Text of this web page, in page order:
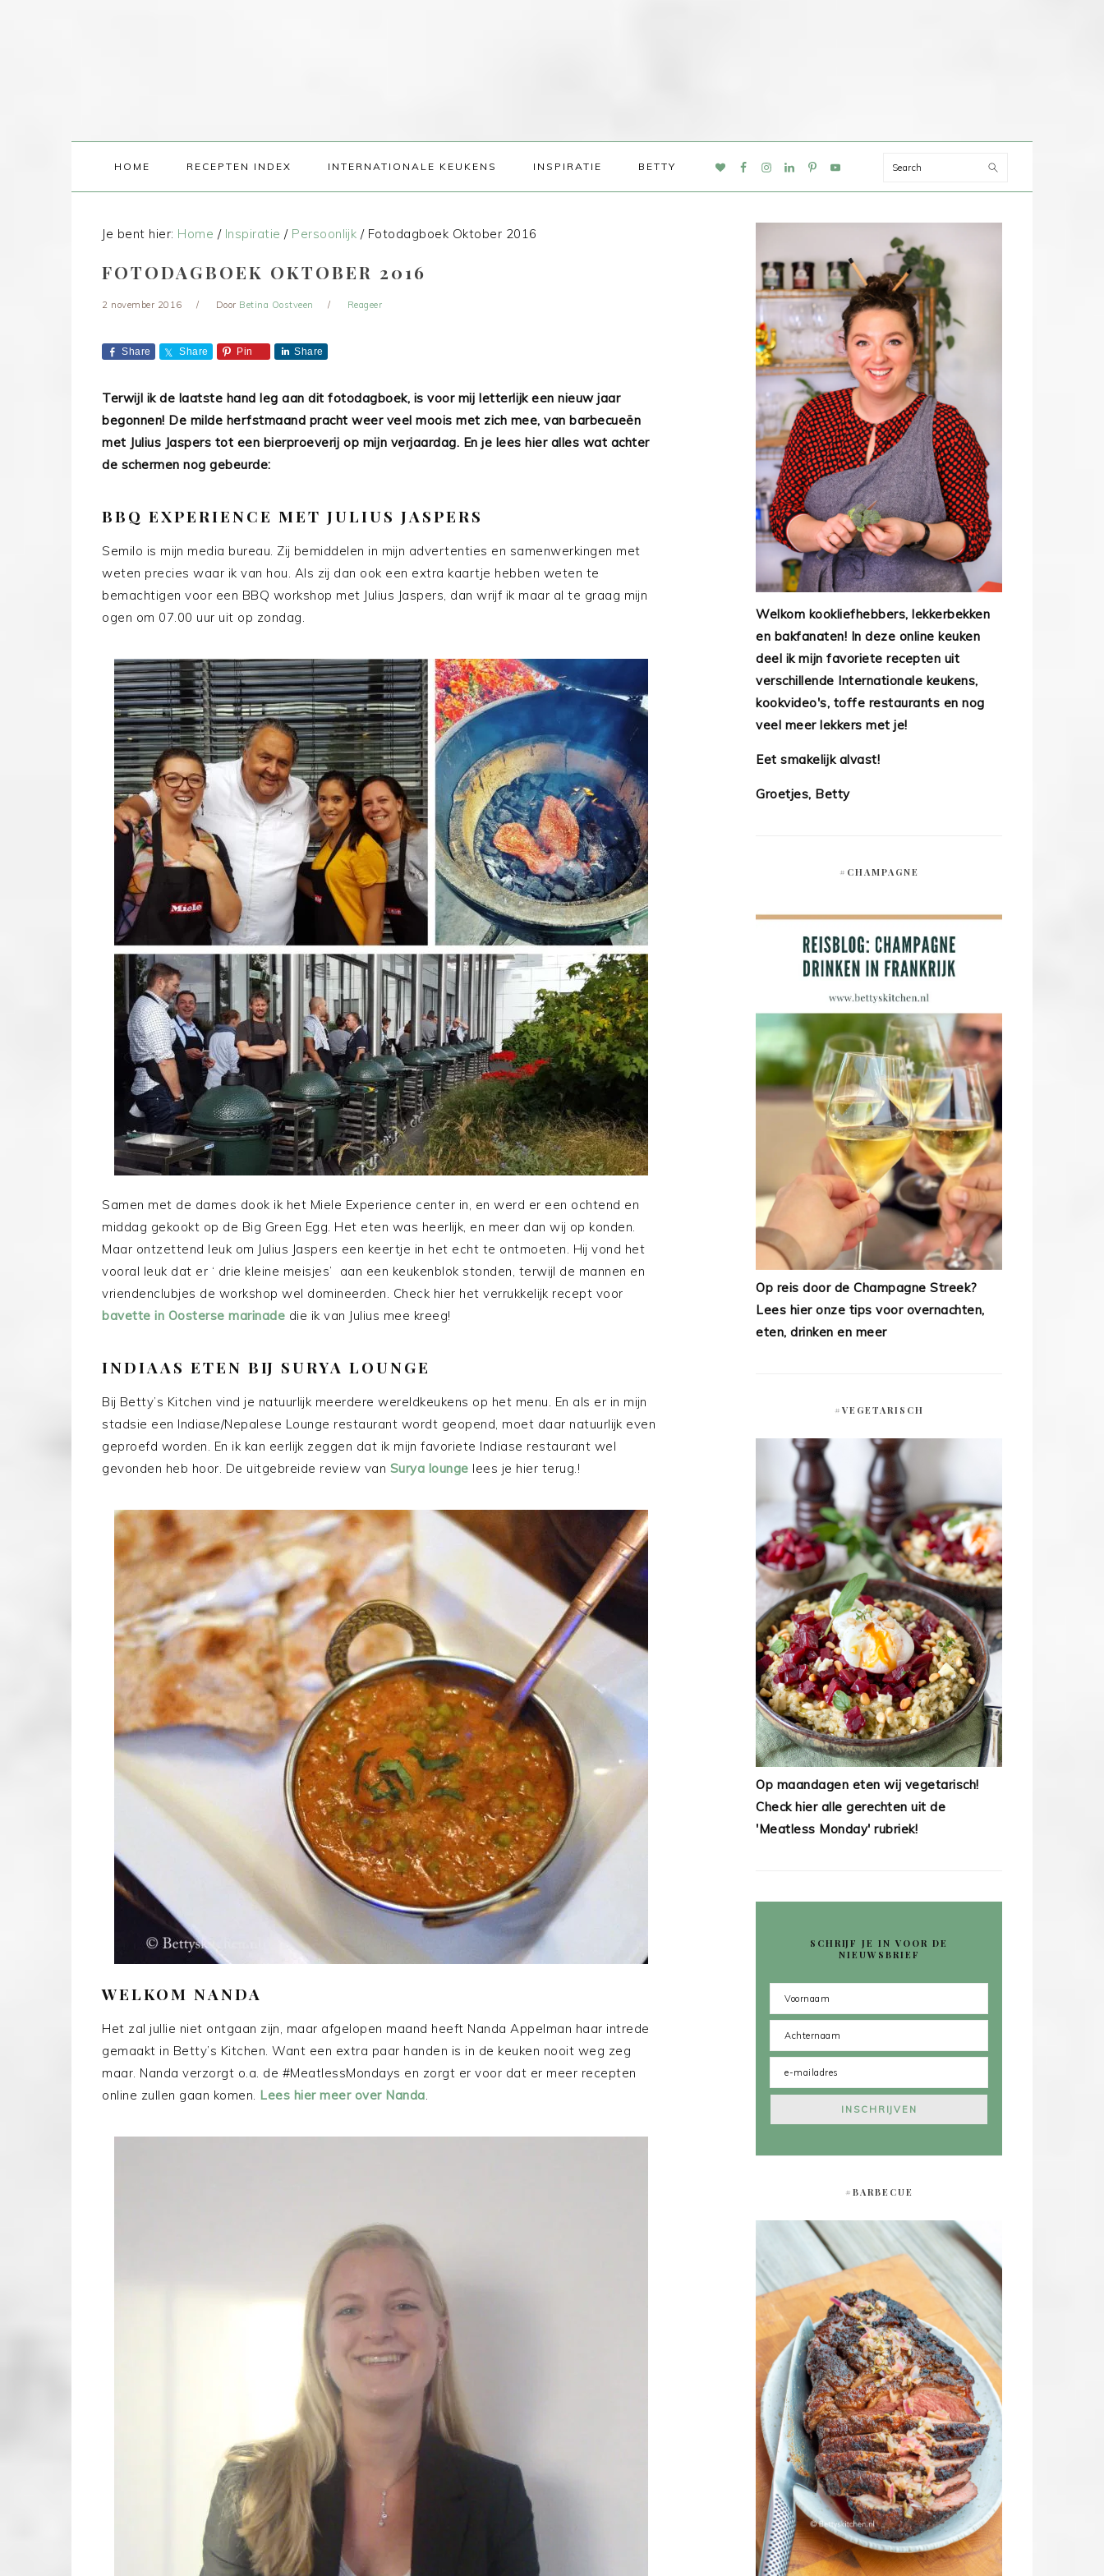
HOME RECEPTEN INDEX INTERNATIONALE KEUKENS INSPIRATIE BETTY
NAV
Search
Je bent hier: Home / Inspiratie / Persoonlijk /Fotodagboek Oktober 2016
FOTODAGBOEK OKTOBER 2016
2 november 2016 Door Betina Oostveen Reageer
Share Share Pin Share
Terwijl ik de laatste hand leg aan dit fotodagboek, is voor mij letterlijk een nieuw jaar
begonnen! De milde herfstmaand pracht weer veel moois met zich mee, van barbecueën
met Julius Jaspers tot een bierproeverij op mijn verjaardag. En je lees hier alles wat achter
de schermen nog gebeurde:
BBQ EXPERIENCE MET JULIUS JASPERS
Semilo is mijn media bureau. Zij bemiddelen in mijn advertenties en samenwerkingen met
weten precies waar ik van hou. Als zij dan ook een extra kaartje hebben weten te
bemachtigen voor een BBQ workshop met Julius Jaspers, dan wrijf ik maar al te graag mijn
ogen om 07.00 uur uit op zondag.
Samen met de dames dook ik het Miele Experience center in, en werd er een ochtend en
middag gekookt op de Big Green Egg. Het eten was heerlijk, en meer dan wij op konden.
Maar ontzettend leuk om Julius Jaspers een keertje in het echt te ontmoeten. Hij vond het
vooral leuk dat er ‘ drie kleine meisjes’ aan een keukenblok stonden, terwijl de mannen en
vriendenclubjes de workshop wel domineerden. Check hier het verrukkelijk recept voor
bavette in Oosterse marinade die ik van Julius mee kreeg!
INDIAAS ETEN BIJ SURYA LOUNGE
Bij Betty’s Kitchen vind je natuurlijk meerdere wereldkeukens op het menu. En als er in mijn
stadsie een Indiase/Nepalese Lounge restaurant wordt geopend, moet daar natuurlijk even
geproefd worden. En ik kan eerlijk zeggen dat ik mijn favoriete Indiase restaurant wel
gevonden heb hoor. De uitgebreide review van Surya lounge lees je hier terug.!
WELKOM NANDA
Het zal jullie niet ontgaan zijn, maar afgelopen maand heeft Nanda Appelman haar intrede
gemaakt in Betty’s Kitchen. Want een extra paar handen is in de keuken nooit weg zeg
maar. Nanda verzorgt o.a. de #MeatlessMondays en zorgt er voor dat er meer recepten
online zullen gaan komen. Lees hier meer over Nanda.
Welkom kookliefhebbers, lekkerbekken
en bakfanaten! In deze online keuken
deel ik mijn favoriete recepten uit
verschillende Internationale keukens,
kookvideo's, toffe restaurants en nog
veel meer lekkers met je!
Eet smakelijk alvast!
Groetjes, Betty
#CHAMPAGNE
Op reis door de Champagne Streek?
Lees hier onze tips voor overnachten,
eten, drinken en meer
#VEGETARISCH
Op maandagen eten wij vegetarisch!
Check hier alle gerechten uit de
'Meatless Monday' rubriek!
SCHRIJF JE IN VOOR DE
NIEUWSBRIEF
#BARBECUE